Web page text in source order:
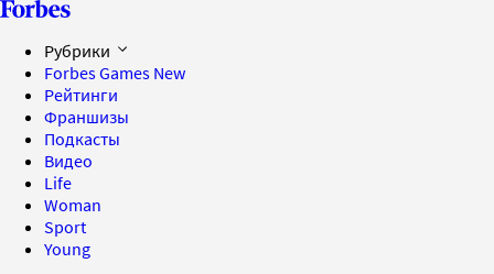
Рубрики
Forbes Games New
Рейтинги
Франшизы
Подкасты
Видео
Life
Woman
Sport
Young